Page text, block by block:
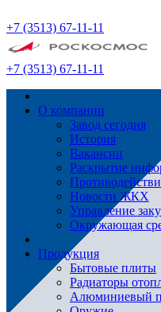
+7 (3513) 67-11-11
+7 (3513) 67-11-11
О компании
Завод сегодня
История
Вакансии
Раскрытие
Новости ЖКХ
Управление
Окружающая
Продукция
Бытовые плиты
Радиаторы
Алюминиевый